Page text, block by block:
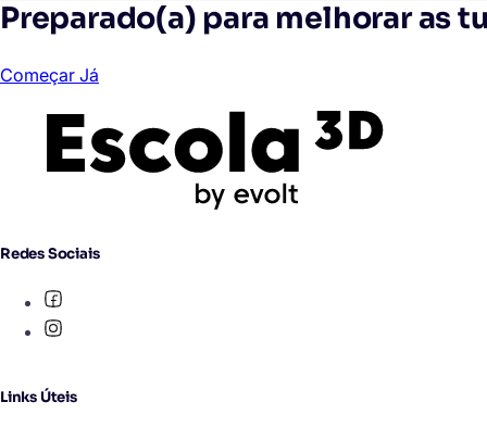
Preparado(a) para melhorar as
Começar Já
Redes Sociais
Links Úteis